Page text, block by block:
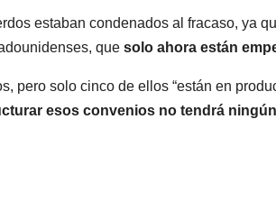
estaban condenados al fracaso, ya
que solo ahora están
pero solo cinco de ellos “están en
esos convenios no tendrá